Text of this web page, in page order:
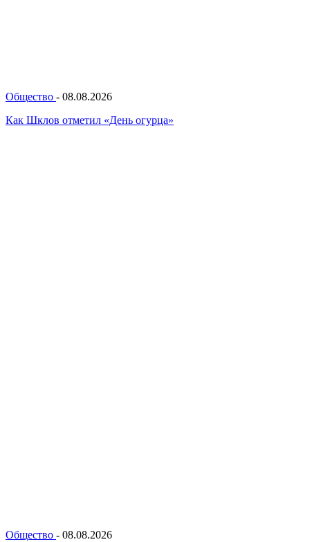
Общество - 08.08.2026
Как Шклов отметил «День огурца»
Общество - 08.08.2026